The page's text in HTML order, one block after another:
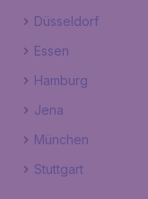
Düsseldorf
Essen
Hamburg
Jena
München
Stuttgart